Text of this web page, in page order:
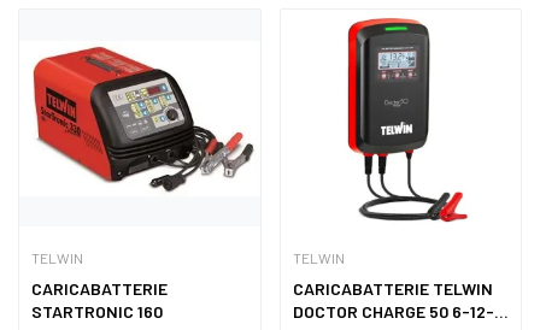
TELWIN
CARICABATTERIE
STARTRONIC 160
TELWIN
CARICABATTERIE TELWIN
DOCTOR CHARGE 50 6-12-